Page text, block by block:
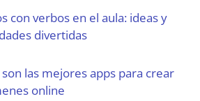
con verbos en el aula: ideas y
divertidas
son las mejores apps para crear
online